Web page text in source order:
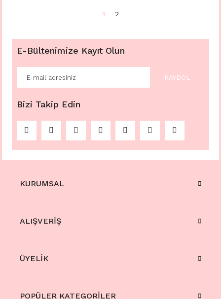
1 2
E-Bültenimize Kayıt Olun
KAYDOL
Bizi Takip Edin
KURUMSAL
ALIŞVERİŞ
ÜYELİK
POPÜLER KATEGORİLER